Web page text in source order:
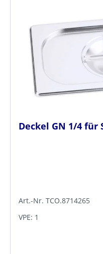
Deckel GN 1/4 für
Art.-Nr. TCO.8714265
VPE: 1